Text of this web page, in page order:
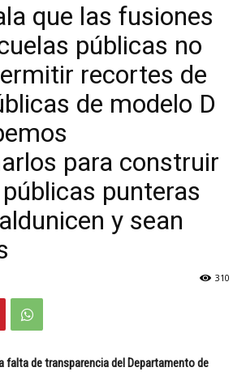
que las fusiones
públicas no
recortes de
de modelo D
para construir
punteras
y sean
310
falta de transparencia del Departamento de